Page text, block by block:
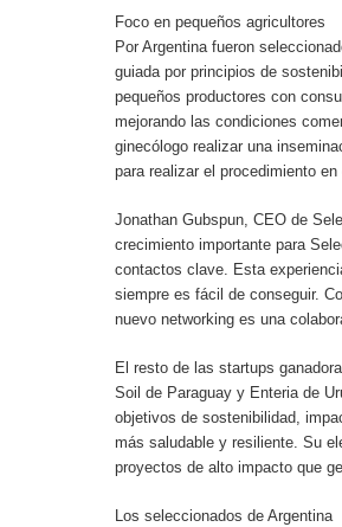
Foco en pequeños agricultores
Por Argentina fueron
guiada por principios de
pequeños productores con
mejorando las condiciones
ginecólogo realizar una
para realizar el procedimiento
Jonathan Gubspun, CEO de
crecimiento importante para
contactos clave. Esta
siempre es fácil de conseguir.
nuevo networking es una
El resto de las startups
Soil de Paraguay y Enteria de
objetivos de sostenibilidad,
más saludable y resiliente. Su
proyectos de alto impacto que
Los seleccionados de Argentina